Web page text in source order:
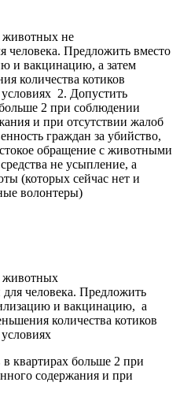
животных не
человека. Предложить вместо
и вакцинацию, а затем
количества котиков
2. Допустить
2 при соблюдении
и при отсутствии жалоб
граждан за убийство,
обращение с животными
не усыпление, а
(которых сейчас нет и
волонтеры)
животных
человека. Предложить
и вакцинацию, а
количества котиков
в квартирах больше 2 при
содержания и при